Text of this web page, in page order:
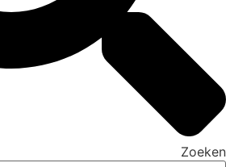
Zoeken